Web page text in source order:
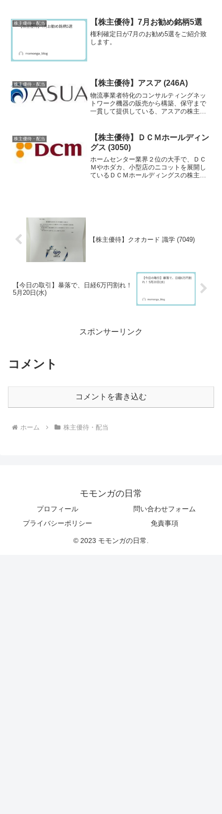
株主優待・配当 【株主優待】7月お勧め銘柄5選
権利確定日が7月のお勧め5選をご紹介致
します。
株主優待・配当 【株主優待】アスア (246A)
物流事業者特化のコンサルティングネッ
トワーク機器の販売から構築、保守まで
一貫して提供している、アスアの株主優
株主優待・配当
【株主優待】ＤＣＭホールディン
グス (3050)
ホームセンター業界２位の大手で、ＤＣ
Ｍやホダカ、小型店のニコットを展開し
ているＤＣＭホールディングスの株主優
【株主優待】クオカード 識学 (7049)
【今日の取引】暴落で、日経6万円割れ！
5月20日(水)
スポンサーリンク
コメント
コメントを書き込む
ホーム 株主優待・配当
モモンガの日常
プロフィール
問い合わせフォーム
プライバシーポリシー
免責事項
© 2023 モモンガの日常.